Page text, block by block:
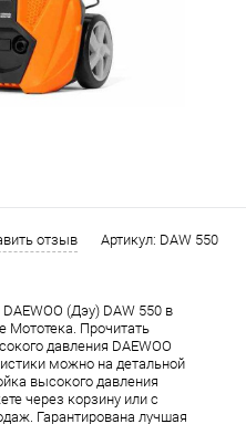
отзыв Артикул: DAW 550
(Дэу) DAW 550 в
Мототека. Прочитать
давления DAEWOO
можно на детальной
высокого давления
через корзину или с
Гарантирована лучшая